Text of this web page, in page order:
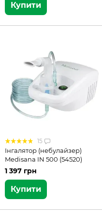
Купити
15
Інгалятор (небулайзер)
Medisana IN 500 (54520)
1 397 грн
Купити